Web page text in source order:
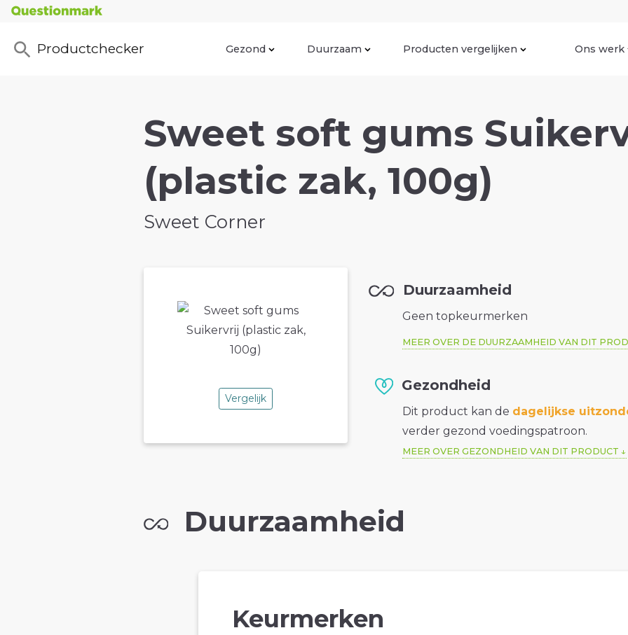
Productchecker Gezond Duurzaam Producten vergelijken Ons werk
Sweet soft gums
(plastic zak, 100g)
Sweet Corner
Vergelijk
Duurzaamheid
Geen topkeurmerken
MEER OVER DE DUURZAAMHEID VAN DIT
Gezondheid
Dit product kan de dagelijkse
verder gezond voedingspatroon.
MEER OVER GEZONDHEID VAN DIT PRODUCT
Duurzaamheid
Keurmerken